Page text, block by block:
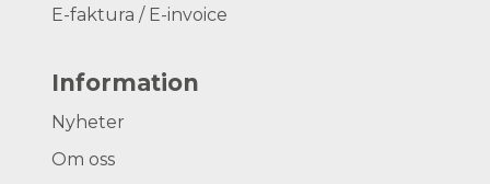
E-faktura / E-invoice
Information
Nyheter
Om oss